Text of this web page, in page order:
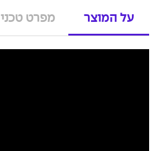
על המוצר מפרט טכני